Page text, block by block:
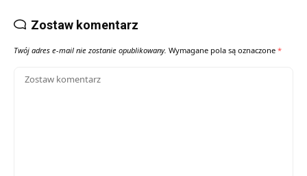
Zostaw komentarz
Twój adres e-mail nie zostanie opublikowany. Wymagane pola są oznaczone *